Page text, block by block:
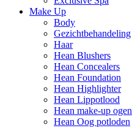
Make Up
Body
Gezichtbehandeling
Haar
Hean Blushers
Hean Concealers
Hean Foundation
Hean Highlighter
Hean Lippotlood
Hean make-up ogen
Hean Oog potloden